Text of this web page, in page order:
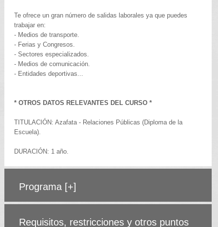
Te ofrece un gran número de salidas laborales ya que puedes
trabajar en:
- Medios de transporte.
- Ferias y Congresos.
- Sectores especializados.
- Medios de comunicación.
- Entidades deportivas...
* OTROS DATOS RELEVANTES DEL CURSO *
TITULACIÓN: Azafata - Relaciones Públicas (Diploma de la
Escuela).
DURACIÓN: 1 año.
Programa [+]
Requisitos, restricciones y otros puntos